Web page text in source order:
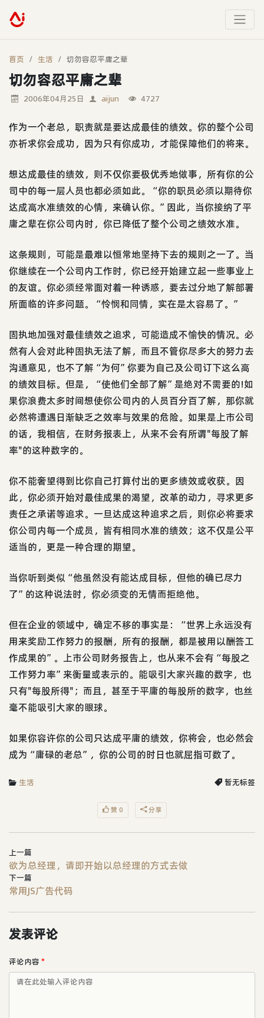
首页 生活 切勿容忍平庸之辈
切勿容忍平庸之辈
2006年04月25日 aijun 4727
作为一个老总，职责就是要达成最佳的绩效。你的整个公司
亦祈求你会成功，因为只有你成功，才能保障他们的将来。
想达成最佳的绩效，则不仅你要极优秀地做事，所有你的公
司中的每一层人员也都必须如此。“你的职员必须以期待你
达成高水准绩效的心情，来确认你。”因此，当你接纳了平
庸之辈在你公司内时，你已降低了整个公司之绩效水准。
这条规则，可能是最难以恒常地坚持下去的规则之一了。当
你继续在一个公司内工作时，你已经开始建立起一些事业上
的友谊。你必须经常面对着一种诱惑，要去过分地了解部署
所面临的许多问题。“怜悯和同情，实在是太容易了。”
固执地加强对最佳绩效之追求，可能造成不愉快的情况。必
然有人会对此种固执无法了解，而且不管你尽多大的努力去
沟通意见，也不了解“为何”你要为自己及公司订下这么高
的绩效目标。但是，“使他们全部了解”是绝对不需要的!如
果你浪费太多时间想使你公司内的人员百分百了解，那你就
必然将遭遇日渐缺乏之效率与效果的危险。如果是上市公司
的话，我相信，在财务报表上，从来不会有所谓"每股了解
率"的这种数字的。
你不能奢望得到比你自己打算付出的更多绩效或收获。因
此，你必须开始对最佳成果的渴望，改革的动力，寻求更多
责任之承诺等追求。一旦达成这种追求之后，则你必将要求
你公司内每一个成员，皆有相同水准的绩效；这不仅是公平
适当的，更是一种合理的期望。
当你听到类似“他虽然没有能达成目标，但他的确已尽力
了”的这种说法时，你必须变的无情而拒绝他。
但在企业的领域中，确定不移的事实是：“世界上永远没有
用来奖励工作努力的报酬，所有的报酬，都是被用以酬答工
作成果的”。上市公司财务报告上，也从来不会有“每股之
工作努力率”来衡量或表示的。能吸引大家兴趣的数字，也
只有"每股所得"；而且，甚至于平庸的每股所的数字，也丝
毫不能吸引大家的眼球。
如果你容许你的公司只达成平庸的绩效，你将会，也必然会
成为“庸碌的老总”，你的公司的时日也就屈指可数了。
生活 暂无标签
赞 0 分享
上一篇
欲为总经理，请即开始以总经理的方式去做
下一篇
常用JS广告代码
发表评论
评论内容 *